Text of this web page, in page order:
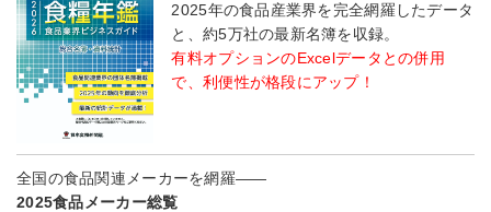
2025年の食品産業界を完全網羅したデータ
と、約5万社の最新名簿を収録。
有料オプションのExcelデータとの併用
で、利便性が格段にアップ！
全国の食品関連メーカーを網羅――
2025食品メーカー総覧